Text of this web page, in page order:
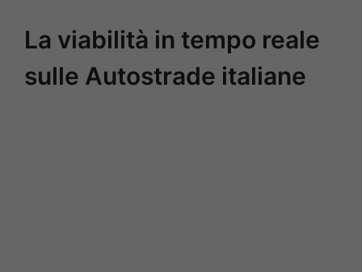
La viabilità in tempo reale
sulle Autostrade italiane